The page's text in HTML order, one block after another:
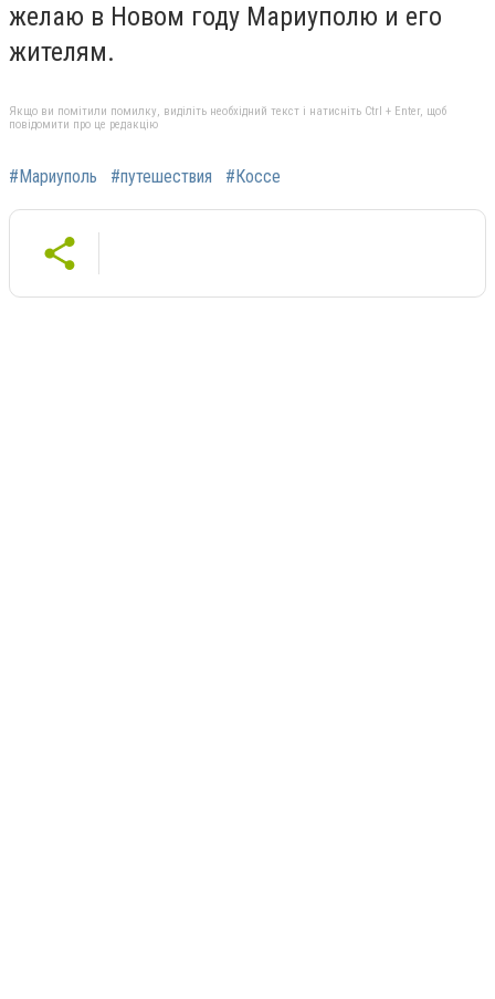
желаю в Новом году Мариуполю и его
жителям.
Якщо ви помітили помилку, виділіть необхідний текст і натисніть Ctrl + Enter, щоб
повідомити про це редакцію
#Мариуполь #путешествия #Коссе